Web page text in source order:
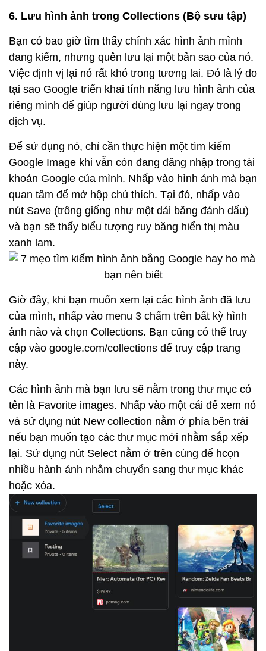
6. Lưu hình ảnh trong Collections (Bộ sưu tập)
Bạn có bao giờ tìm thấy chính xác hình ảnh mình
đang kiếm, nhưng quên lưu lại một bản sao của nó.
Việc định vị lại nó rất khó trong tương lai. Đó là lý do
tại sao Google triển khai tính năng lưu hình ảnh của
riêng mình để giúp người dùng lưu lại ngay trong
dịch vụ.
Để sử dụng nó, chỉ cần thực hiện một tìm kiếm
Google Image khi vẫn còn đang đăng nhập trong tài
khoản Google của mình. Nhấp vào hình ảnh mà bạn
quan tâm để mở hộp chú thích. Tại đó, nhấp vào
nút Save (trông giống như một dải băng đánh dấu)
và bạn sẽ thấy biểu tượng ruy băng hiển thị màu
xanh lam.
Giờ đây, khi bạn muốn xem lại các hình ảnh đã lưu
của mình, nhấp vào menu 3 chấm trên bất kỳ hình
ảnh nào và chọn Collections. Bạn cũng có thể truy
cập vào google.com/collections để truy cập trang
này.
Các hình ảnh mà bạn lưu sẽ nằm trong thư mục có
tên là Favorite images. Nhấp vào một cái để xem nó
và sử dụng nút New collection nằm ở phía bên trái
nếu bạn muốn tạo các thư mục mới nhằm sắp xếp
lại. Sử dụng nút Select nằm ở trên cùng để hcọn
nhiều hành ảnh nhằm chuyển sang thư mục khác
hoặc xóa.